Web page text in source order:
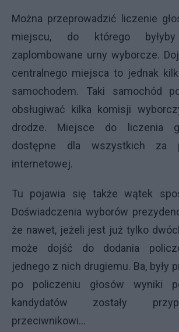
Można przeprowadzić liczenie
miejscu, do którego byłyby
zaplombowane urny wyborcze.
centralnego miejsca to jednak
samochodem. Taki samochód
obsługiwać kilka komisji
drodze. Miejsce do liczenia
dostępne dla wszystkich za
internetowej.
Tu pojawia się także wątek
Doświadczenia wyborów
że nawet, jeżeli jest już tylko
może dojść do dodania
jednego z nich drugiemu. Ba, były
po policzeniu głosów wyniki
kandydatów zostały
przeciwnikowi...